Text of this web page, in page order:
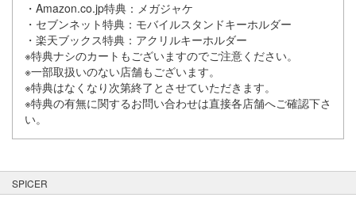
・Amazon.co.jp特典：メガジャケ
・セブンネット特典：モバイルスタンドキーホルダー
・楽天ブックス特典：アクリルキーホルダー
※特典ナシのカートもございますのでご注意ください。
※一部取扱いのない店舗もございます。
※特典はなくなり次第終了とさせていただきます。
※特典の有無に関するお問い合わせは直接各店舗へご確認下さ
い。
SPICER